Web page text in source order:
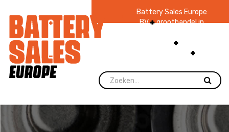
Battery Sales Europe
BV groothandel in
zaklampen Ruim 48
jaar ervaring
voorraad.